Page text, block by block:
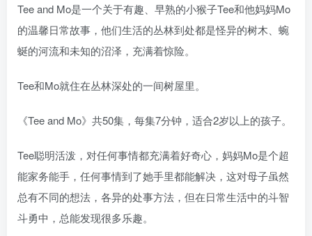
Tee and Mo是一个关于有趣、早熟的小猴子Tee和他妈妈Mo
的温馨日常故事，他们生活的丛林到处都是怪异的树木、蜿
蜒的河流和未知的沼泽，充满着惊险。
Tee和Mo就住在丛林深处的一间树屋里。
《Tee and Mo》共50集，每集7分钟，适合2岁以上的孩子。
Tee聪明活泼，对任何事情都充满着好奇心，妈妈Mo是个超
能家务能手，任何事情到了她手里都能解决，这对母子虽然
总有不同的想法，各异的处事方法，但在日常生活中的斗智
斗勇中，总能发现很多乐趣。